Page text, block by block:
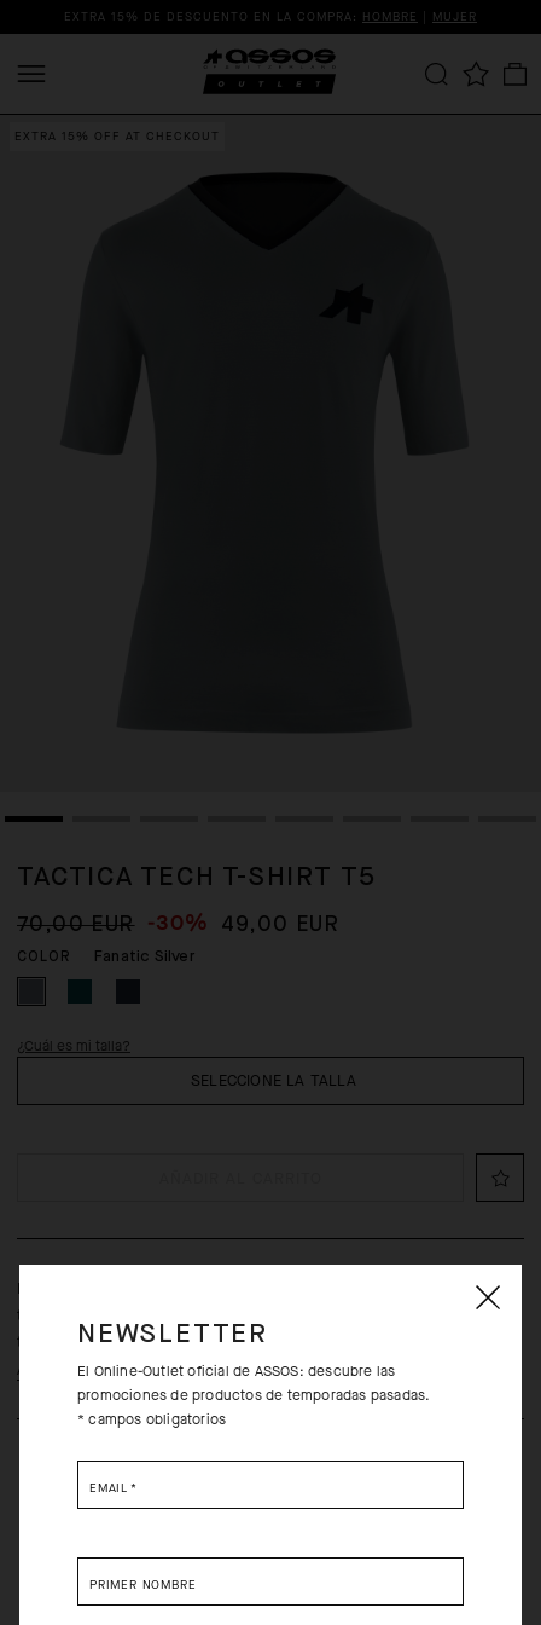
EXTRA 15% DE DESCUENTO EN LA COMPRA: HOMBRE | MUJER
EXTRA 15% OFF AT CHECKOUT
TACTICA TECH T-SHIRT T5
70,00 EUR -30% 49,00 EUR
COLOR Fanatic Silver
SELECCIONE LA TALLA
¿Cuál es mi talla?
Este maillot todoterreno presenta un práctico diseño ligero,
transpirable y resistente para pedalear en rutas todoterreno o ir a
trabajar a diario.
Aprende más
Devoluciones gratuitos en un plazo de 30 días desde la
NEWSLETTER
El Online-Outlet oficial de ASSOS: descubre las
promociones de productos de temporadas pasadas.
* campos obligatorios
EMAIL *
PRIMER NOMBRE